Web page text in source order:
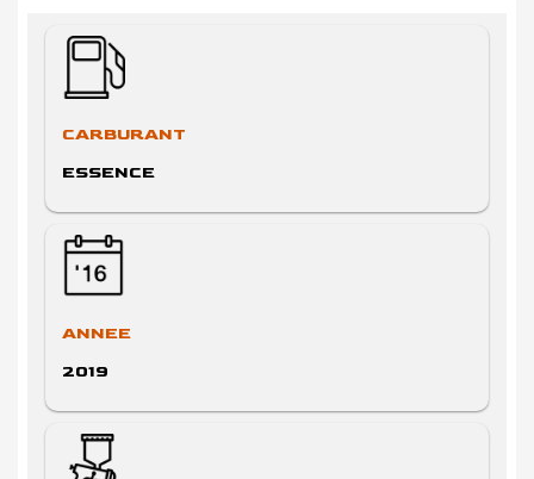
CARBURANT
ESSENCE
ANNEE
2019